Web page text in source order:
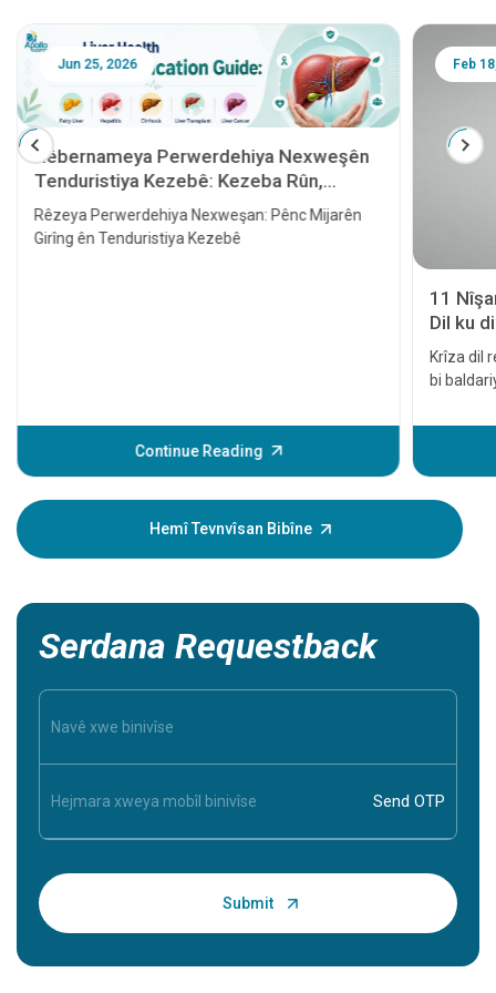
Jun 25, 2026
Rêbernameya Perwerdehiya Nexweşên
Tenduristiya Kezebê: Kezeba Rûn,
Hepatît, Sîroz, Veguheztina Kezebê û
Penceşêra Kezebê
Rêzeya Perwerdehiya Nexweşan: Pênc Mijarên
Girîng ên Tenduristiya Kezebê
Continue Reading
Feb
11
Dil ku
Krîza dil
bi
ên dil an
we re
yekê
Hemî Tevnvîsan Bibîne
Serdana Requestback